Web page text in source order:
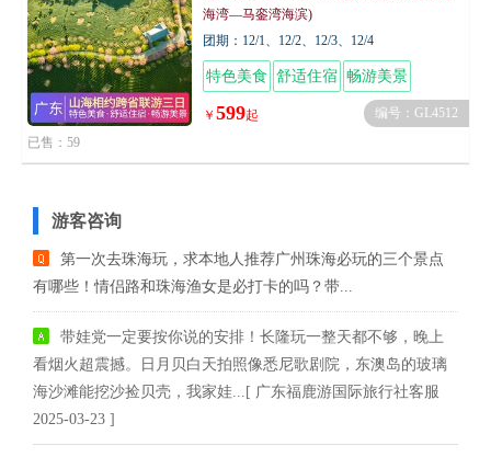
海湾—马銮湾海滨)
团期：12/1、12/2、12/3、12/4
特色美食 舒适住宿 畅游美景
￥ 599起
编号：GL4512
已售：59
游客咨询
第一次去珠海玩，求本地人推荐广州珠海必玩的三个景点
有哪些！情侣路和珠海渔女是必打卡的吗？带...
带娃党一定要按你说的安排！长隆玩一整天都不够，晚上
看烟火超震撼。日月贝白天拍照像悉尼歌剧院，东澳岛的玻璃
海沙滩能挖沙捡贝壳，我家娃...[ 广东福鹿游国际旅行社客服
2025-03-23 ]